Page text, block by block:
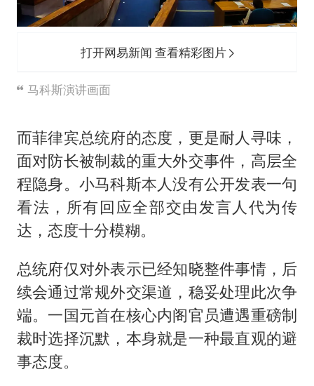
打开网易新闻 查看精彩图片
马科斯演讲画面
而菲律宾总统府的态度，更是耐人寻味，
面对防长被制裁的重大外交事件，高层全
程隐身。 小马科斯本人没有公开发表一句
看法，所有回应全部交由发言人代为传
达，态度十分模糊。
总统府仅对外表示已经知晓整件事情，后
续会通过常规外交渠道，稳妥处理此次争
端。一国元首在核心内阁官员遭遇重磅制
裁时选择沉默，本身就是一种最直观的避
事态度。